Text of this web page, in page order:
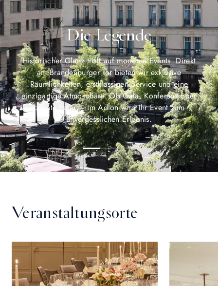
Die Legende
Historischer Glanz trifft auf moderne Events. Direkt
am Brandenburger Tor bieten wir exklusive
Räumlichkeiten, erstklassigen Service und eine
einzigartige Atmosphäre. Ob Gala, Konferenz oder
private Feier – im Adlon wird Ihr Event zum
unvergesslichen Erlebnis.
Veranstaltungsorte